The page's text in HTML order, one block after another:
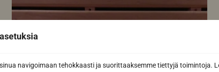
navigoimaan tehokkaasti ja suorittaaksemme tiettyjä toimintoja.